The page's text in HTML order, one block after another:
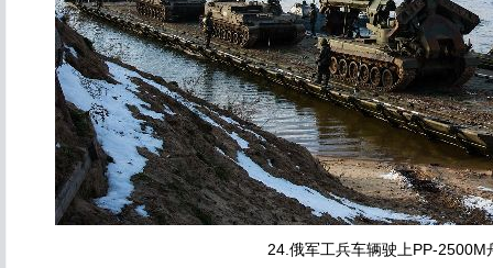
24.俄军工兵车辆驶上PP-2500M